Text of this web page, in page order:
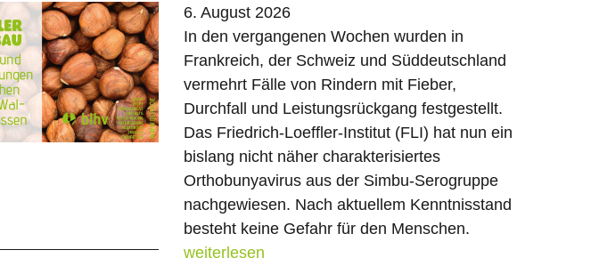
6. August 2026
In den vergangenen Wochen wurden in
Frankreich, der Schweiz und Süddeutschland
vermehrt Fälle von Rindern mit Fieber,
Durchfall und Leistungsrückgang festgestellt.
Das Friedrich-Loeffler-Institut (FLI) hat nun ein
bislang nicht näher charakterisiertes
Orthobunyavirus aus der Simbu-Serogruppe
nachgewiesen. Nach aktuellem Kenntnisstand
besteht keine Gefahr für den Menschen.
weiterlesen